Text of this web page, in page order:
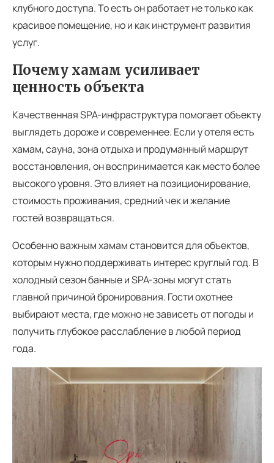
клубного доступа. То есть он работает не только как
красивое помещение, но и как инструмент развития
услуг.
Почему хамам усиливает
ценность объекта
Качественная SPA-инфраструктура помогает объекту
выглядеть дороже и современнее. Если у отеля есть
хамам, сауна, зона отдыха и продуманный маршрут
восстановления, он воспринимается как место более
высокого уровня. Это влияет на позиционирование,
стоимость проживания, средний чек и желание
гостей возвращаться.
Особенно важным хамам становится для объектов,
которым нужно поддерживать интерес круглый год. В
холодный сезон банные и SPA-зоны могут стать
главной причиной бронирования. Гости охотнее
выбирают места, где можно не зависеть от погоды и
получить глубокое расслабление в любой период
года.